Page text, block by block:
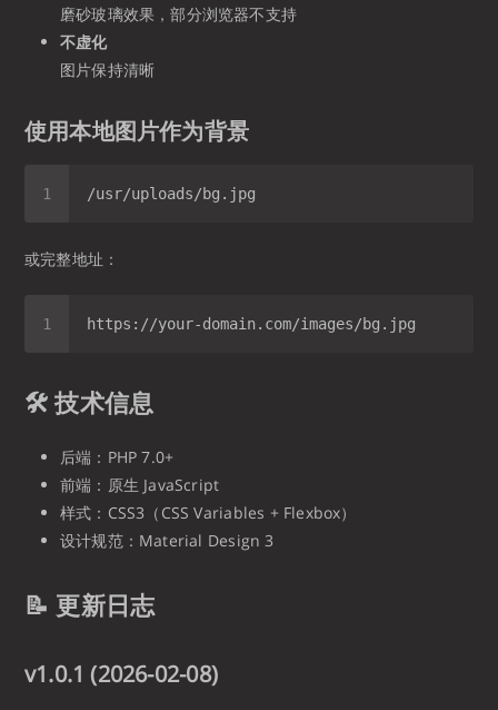
磨砂玻璃效果，部分浏览器不支持
不虚化
图片保持清晰
使用本地图片作为背景
或完整地址：
🛠 技术信息
后端：PHP 7.0+
前端：原生 JavaScript
样式：CSS3（CSS Variables + Flexbox）
设计规范：Material Design 3
📝 更新日志
v1.0.1 (2026-02-08)